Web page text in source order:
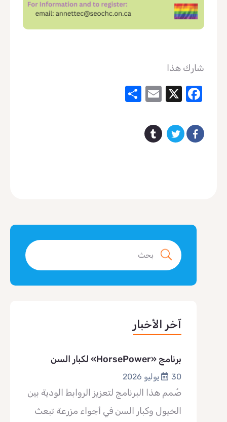
شارك هذا
Facebook
X
Email
آخر الأخبار
برنامج «HorsePower» لكبار السن
30 يوليو 2026
صُمم هذا البرنامج لتعزيز الروابط الودية بين
الخيول وكبار السن في أجواء مزرعة تبعث